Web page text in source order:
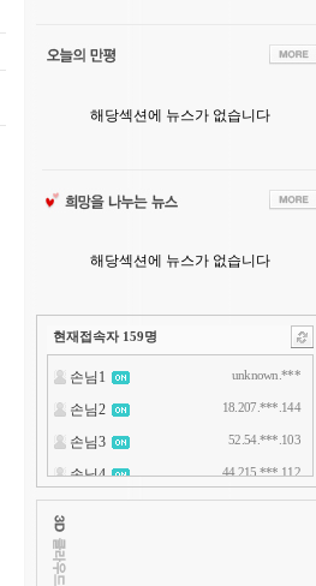
해당섹션에 뉴스가 없습니다
해당섹션에 뉴스가 없습니다
현재접속자 159명